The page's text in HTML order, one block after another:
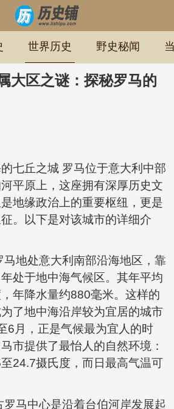
世界历史 野史秘闻
大区之谜：探秘罗马的
七丘之城 罗马位于意大利中部
平原上，这座拥有深厚历史文
地缘政治上的重要枢纽，更是
。以下是对该城市的详细介
马地处意大利南部沿海地区，靠
处于地中海气候区。其年平均
年降水量约880毫米。这样的
了地中海沿岸较为宜居的城市
6月，正是气候最为宜人的时
市提供了最怡人的自然环境：
24.7摄氏度，而日最高气温可
罗马中心是沿着台伯河岸发展起